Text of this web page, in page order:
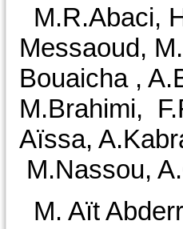
M.R.Abaci,
Messaoud,
Bouaicha ,
M.Brahimi,
Aïssa,
M.Nassou,
M. Aït